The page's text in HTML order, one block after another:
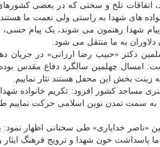
اتفاقات تلخ و سختی که در بعضی
های شهدا به راستی ولی نعمت ما هستند
شهدا رهنمون می شوند، یک پیام حسی،
به ما منتقل می شود.
دکتر «حبیب رضا ارزانی» در جریان
امسال چهلمین سالگرد دفاع مقدس
بخش این محفل هستند نثار نماییم.
مساجد کشور افزود: تکریم خانواده
سمت تمدن نوین اسلامی حرکت نماییم
«ناصر خدایاری» طی سخنانی اظهار
پاسداشت خون شهدا و ترویج فرهنگ